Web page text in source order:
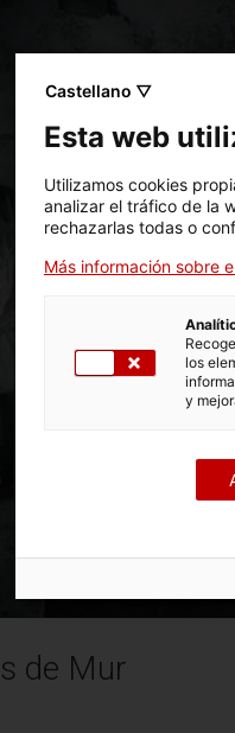
de Mur
Castellano ▽
Esta web
Utilizamos cookies
analizar el tráfico de la
rechazarlas todas o
Más información sobre
los
y